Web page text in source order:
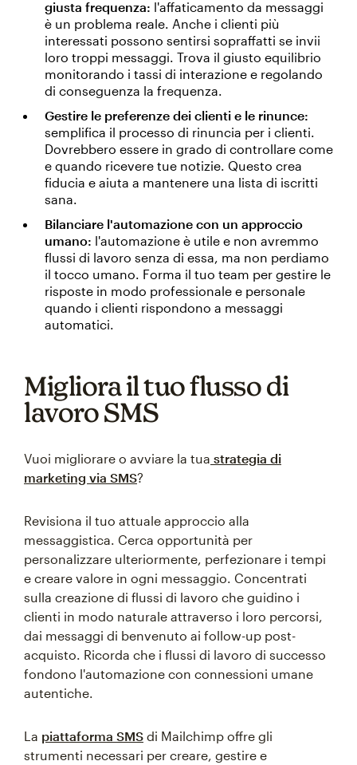
giusta frequenza: l'affaticamento da messaggi
è un problema reale. Anche i clienti più
interessati possono sentirsi sopraffatti se invii
loro troppi messaggi. Trova il giusto equilibrio
monitorando i tassi di interazione e regolando
di conseguenza la frequenza.
Gestire le preferenze dei clienti e le rinunce:
semplifica il processo di rinuncia per i clienti.
Dovrebbero essere in grado di controllare come
e quando ricevere tue notizie. Questo crea
fiducia e aiuta a mantenere una lista di iscritti
sana.
Bilanciare l'automazione con un approccio
umano: l'automazione è utile e non avremmo
flussi di lavoro senza di essa, ma non perdiamo
il tocco umano. Forma il tuo team per gestire le
risposte in modo professionale e personale
quando i clienti rispondono a messaggi
automatici.
Migliora il tuo flusso di
lavoro SMS
Vuoi migliorare o avviare la tua strategia di
marketing via SMS?
Revisiona il tuo attuale approccio alla
messaggistica. Cerca opportunità per
personalizzare ulteriormente, perfezionare i tempi
e creare valore in ogni messaggio. Concentrati
sulla creazione di flussi di lavoro che guidino i
clienti in modo naturale attraverso i loro percorsi,
dai messaggi di benvenuto ai follow-up post-
acquisto. Ricorda che i flussi di lavoro di successo
fondono l'automazione con connessioni umane
autentiche.
La piattaforma SMS di Mailchimp offre gli
strumenti necessari per creare, gestire e